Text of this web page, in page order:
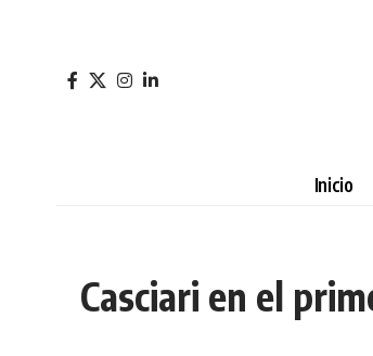
Inicio
Casciari en el